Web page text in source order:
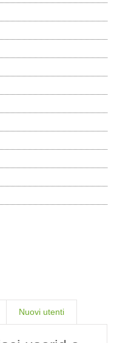
Nuovi utenti